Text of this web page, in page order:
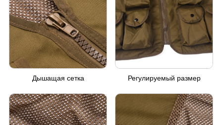
Дышащая сетка Регулируемый размер